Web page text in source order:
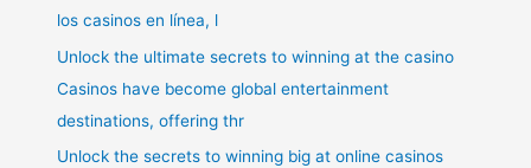
los casinos en línea, l
Unlock the ultimate secrets to winning at the casino
Casinos have become global entertainment
destinations, offering thr
Unlock the secrets to winning big at online casinos